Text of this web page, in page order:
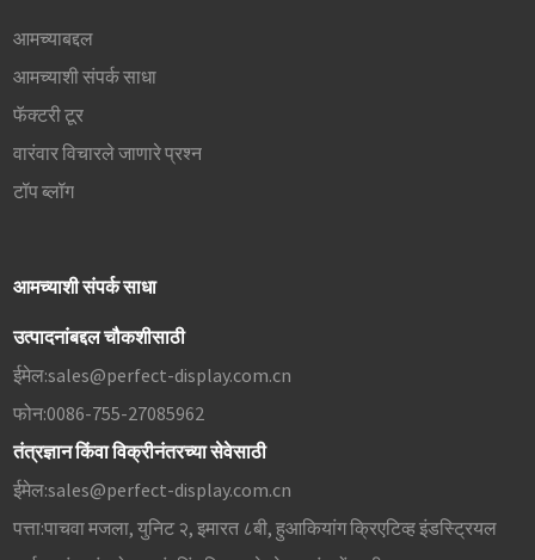
आमच्याबद्दल
आमच्याशी संपर्क साधा
फॅक्टरी टूर
वारंवार विचारले जाणारे प्रश्न
टॉप ब्लॉग
आमच्याशी संपर्क साधा
उत्पादनांबद्दल चौकशीसाठी
ईमेल:sales@perfect-display.com.cn
फोन:0086-755-27085962
तंत्रज्ञान किंवा विक्रीनंतरच्या सेवेसाठी
ईमेल:sales@perfect-display.com.cn
पत्ता:पाचवा मजला, युनिट २, इमारत ८बी, हुआकियांग क्रिएटिव्ह इंडस्ट्रियल